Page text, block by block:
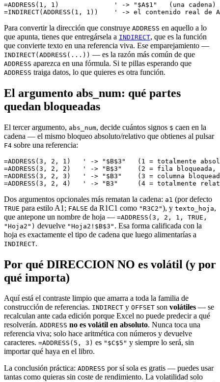
=ADDRESS(1, 1)              ' -> "$A$1"   (una cadena)
Para convertir la dirección que construye ADDRESS en aquello a lo
que apunta, tienes que entregársela a INDIRECT, que es la función
que convierte texto en una referencia viva. Ese emparejamiento —
INDIRECT(ADDRESS(...)) — es la razón más común de que
ADDRESS aparezca en una fórmula. Si te pillas esperando que
ADDRESS traiga datos, lo que quieres es otra función.
El argumento abs_num: qué partes
quedan bloqueadas
El tercer argumento, abs_num, decide cuántos signos $ caen en la
cadena — el mismo bloqueo absoluto/relativo que obtienes al pulsar
F4 sobre una referencia:
=ADDRESS(3, 2, 1)   ' -> "$B$3"   (1 = totalmente
=ADDRESS(3, 2, 2)   ' -> "B$3"    (2 = fila bloqueada,
=ADDRESS(3, 2, 3)   ' -> "$B3"    (3 = columna
Dos argumentos opcionales más rematan la cadena: a1 (por defecto
TRUE para estilo A1; FALSE da R1C1 como "R3C2"), y texto_hoja,
que antepone un nombre de hoja — =ADDRESS(3, 2, 1, TRUE,
"Hoja2") devuelve "Hoja2!$B$3" . Esa forma calificada con la
hoja es exactamente el tipo de cadena que luego alimentarías a
INDIRECT.
Por qué DIRECCION NO es volátil (y por
qué importa)
Aquí está el contraste limpio que amarra a toda la familia de
construcción de referencias. INDIRECT y OFFSET son volátiles — se
recalculan ante cada edición porque Excel no puede predecir a qué
resolverán. ADDRESS no es volátil en absoluto. Nunca toca una
referencia viva; solo hace aritmética con números y devuelve
caracteres. =ADDRESS(5, 3) es "$C$5" y siempre lo será, sin
importar qué haya en el libro.
La conclusión práctica: ADDRESS por sí sola es gratis — puedes usar
tantas como quieras sin coste de rendimiento. La volatilidad solo